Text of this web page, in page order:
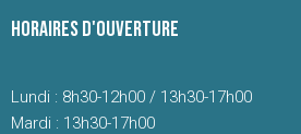
HORAIRES D'OUVERTURE
Lundi : 8h30-12h00 / 13h30-17h00
Mardi : 13h30-17h00